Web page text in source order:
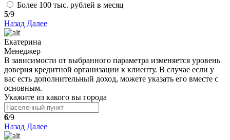
Более 100 тыс. рублей в месяц
5/9
Назад Далее
Екатерина
Менеджер
В зависимости от выбранного параметра изменяется уровень
доверия кредитной организации к клиенту. В случае если у
вас есть дополнительный доход, можете указать его вместе с
основным.
Укажите из какого вы города
6/9
Назад Далее